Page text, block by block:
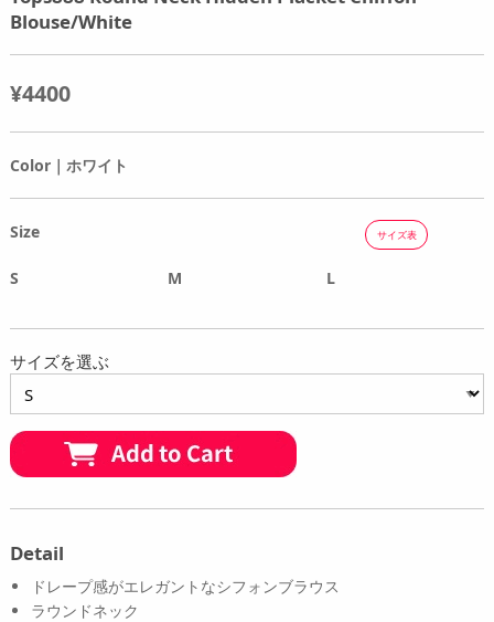
Blouse/White
¥4400
Color｜ホワイト
Size サイズ表
S M L
サイズを選ぶ
Detail
ドレープ感がエレガントなシフォンブラウス
ラウンドネック